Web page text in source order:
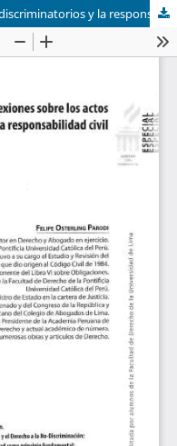
Algunas reflexiones sobre los actos discriminatorios y la responsabilidad civil